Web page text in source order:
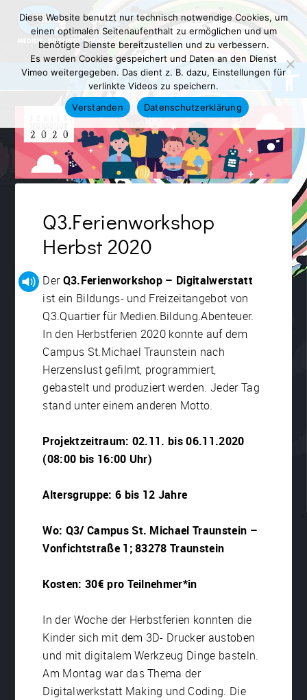
Q3.Ferienworkshop
Herbst 2020
DerQ3.Ferienworkshop – Digitalwerstatt
ist ein Bildungs- und Freizeitangebot von
Q3.Quartier für Medien.Bildung.Abenteuer.
In den Herbstferien 2020 konnte auf dem
Campus St.Michael Traunstein nach
Herzenslust gefilmt, programmiert,
gebastelt und produziert werden. Jeder Tag
stand unter einem anderen Motto.
Projektzeitraum: 02.11. bis 06.11.2020
(08:00 bis 16:00 Uhr)
Altersgruppe: 6 bis 12 Jahre
Wo: Q3/ Campus St. Michael Traunstein –
Vonfichtstraße 1; 83278 Traunstein
Kosten: 30€ pro Teilnehmer*in
In der Woche der Herbstferien konnten die
Kinder sich mit dem 3D- Drucker austoben
und mit digitalem Werkzeug Dinge basteln.
Am Montag war das Thema der
Digitalwerkstatt Making und Coding. Die
Diese Website benutzt nur technisch notwendige Cookies, um
einen optimalen Seitenaufenthalt zu ermöglichen und um
benötigte Dienste bereitzustellen und zu verbessern.
Es werden Cookies gespeichert und Daten an den Dienst
Vimeo weitergegeben. Das dient z. B. dazu, Einstellungen für
verlinkte Videos zu speichern.
Verstanden
Datenschutzerklärung